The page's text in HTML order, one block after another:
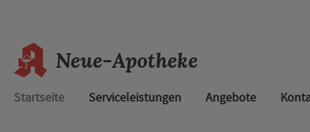
Neue-Apotheke
Startseite Serviceleistungen Angebote